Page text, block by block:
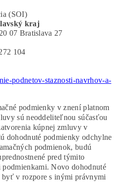
(SOI)
kraj
07 Bratislava 27
104
podnetov-staznosti-navrhov-a-
podmienky v znení platnom
sú neoddeliteľnou súčasťou
kúpnej zmluvy v
dohodnuté podmienky odchylne
podmienok, budú
pred týmito
Novo dohodnuté
byť v rozpore s inými právnymi